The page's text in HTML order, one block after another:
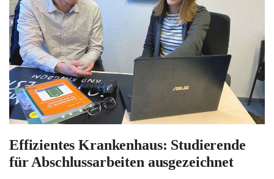
Effizientes Krankenhaus: Studierende
für Abschlussarbeiten ausgezeichnet